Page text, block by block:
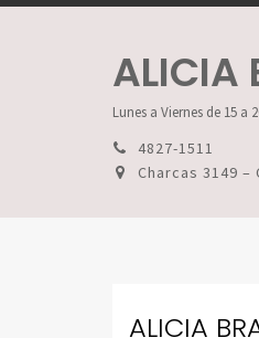
ALICIA
Lunes a Viernes de 15 a
4827-1511
Charcas 3149
ALICIA